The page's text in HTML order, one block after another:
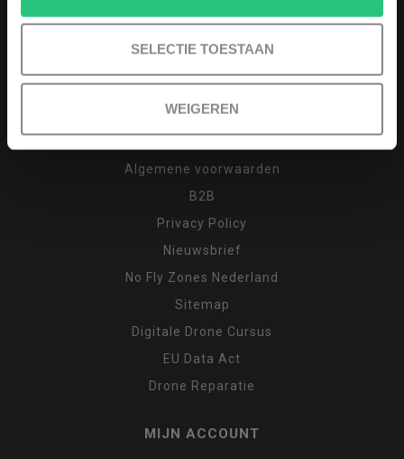
SELECTIE TOESTAAN
WEIGEREN
Garantie en klachten
Inruilen
Algemene voorwaarden
B2B
Privacy Policy
Nieuwsbrief
No Fly Zones Nederland
Sitemap
Digitale Drone Cursus
EU Data Act
Drone Reparatie
MIJN ACCOUNT